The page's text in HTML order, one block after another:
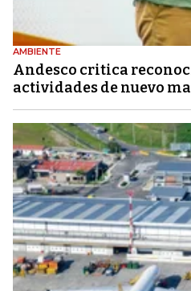
AMBIENTE
Andesco critica
actividades de nuevo